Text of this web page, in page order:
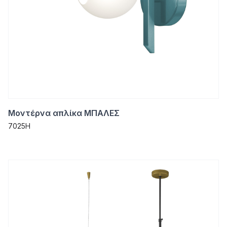
Μοντέρνα απλίκα ΜΠΑΛΕΣ
7025H